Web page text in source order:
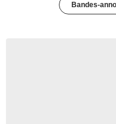
Bandes-